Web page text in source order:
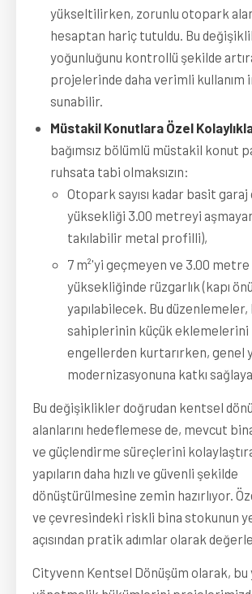
yükseltilirken, zorunlu otopark
hesaptan hariç tutuldu. Bu
yoğunluğunu kontrollü şekilde
projelerinde daha verimli kullanım
sunabilir.
Müstakil Konutlara Özel
bağımsız bölümlü müstakil konut
ruhsata tabi olmaksızın:
Otopark sayısı kadar basit
yüksekliği 3.00 metreyi
takılabilir metal profilli),
7 m²'yi geçmeyen ve 3.00 metre
yüksekliğinde rüzgarlık (kapı
yapılabilecek. Bu
sahiplerinin küçük
engellerden kurtarırken, genel
modernizasyonuna katkı
Bu değişiklikler doğrudan kentsel
alanlarını hedeflemese de, mevcut
ve güçlendirme süreçlerini
yapıların daha hızlı ve güvenli şekilde
dönüştürülmesine zemin hazırlıyor.
ve çevresindeki riskli bina stokunun
açısından pratik adımlar olarak
Cityvenn Kentsel Dönüşüm olarak, bu